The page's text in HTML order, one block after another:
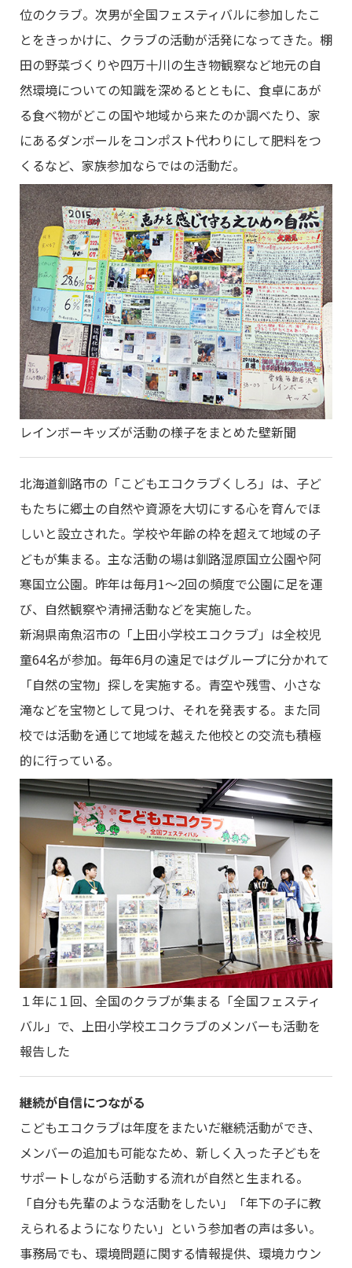
位のクラブ。次男が全国フェスティバルに参加したこ
とをきっかけに、クラブの活動が活発になってきた。棚
田の野菜づくりや四万十川の生き物観察など地元の自
然環境についての知識を深めるとともに、食卓にあが
る食べ物がどこの国や地域から来たのか調べたり、家
にあるダンボールをコンポスト代わりにして肥料をつ
くるなど、家族参加ならではの活動だ。
レインボーキッズが活動の様子をまとめた壁新聞
北海道釧路市の「こどもエコクラブくしろ」は、子ど
もたちに郷土の自然や資源を大切にする心を育んでほ
しいと設立された。学校や年齢の枠を超えて地域の子
どもが集まる。主な活動の場は釧路湿原国立公園や阿
寒国立公園。昨年は毎月1〜2回の頻度で公園に足を運
び、自然観察や清掃活動などを実施した。
新潟県南魚沼市の「上田小学校エコクラブ」は全校児
童64名が参加。毎年6月の遠足ではグループに分かれて
「自然の宝物」探しを実施する。青空や残雪、小さな
滝などを宝物として見つけ、それを発表する。また同
校では活動を通じて地域を越えた他校との交流も積極
的に行っている。
１年に１回、全国のクラブが集まる「全国フェスティ
バル」で、上田小学校エコクラブのメンバーも活動を
報告した
継続が自信につながる
こどもエコクラブは年度をまたいだ継続活動ができ、
メンバーの追加も可能なため、新しく入った子どもを
サポートしながら活動する流れが自然と生まれる。
「自分も先輩のような活動をしたい」「年下の子に教
えられるようになりたい」という参加者の声は多い。
事務局でも、環境問題に関する情報提供、環境カウン